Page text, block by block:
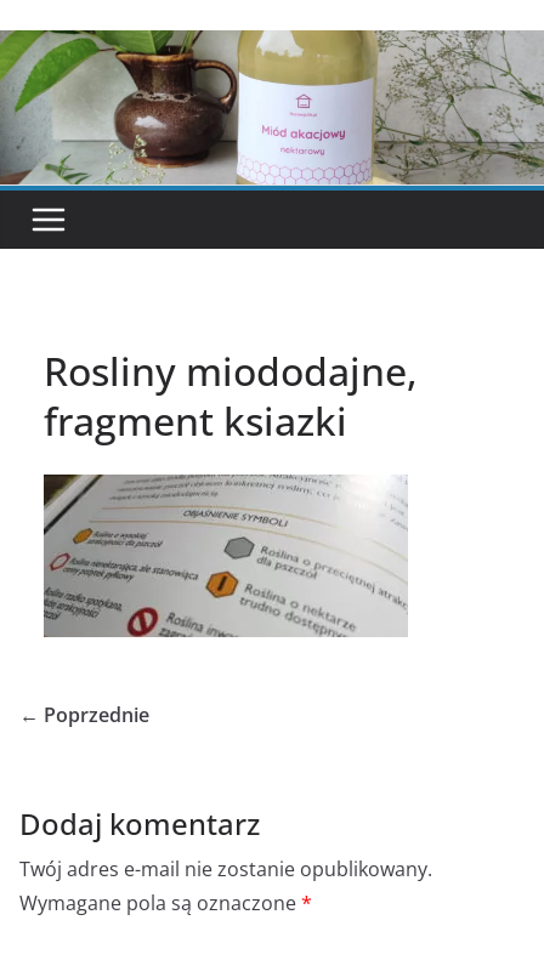
Rosliny miododajne,
fragment ksiazki
← Poprzednie
Dodaj komentarz
Twój adres e-mail nie zostanie opublikowany.
Wymagane pola są oznaczone*